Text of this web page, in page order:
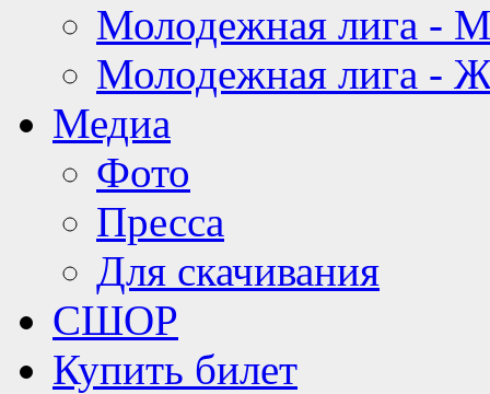
Молодежная лига -
Молодежная лига -
Медиа
Фото
Пресса
Для скачивания
СШОР
Купить билет